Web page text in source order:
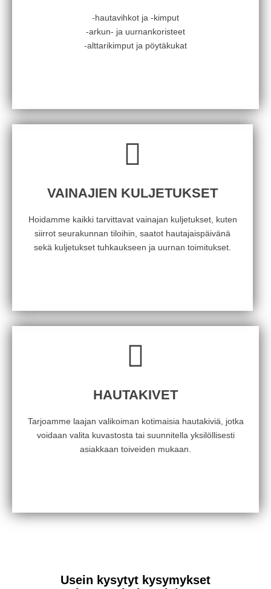
-hautavihkot ja -kimput
-arkun- ja uurnankoristeet
-alttarikimput ja pöytäkukat
VAINAJIEN KULJETUKSET
Hoidamme kaikki tarvittavat vainajan kuljetukset, kuten
siirrot seurakunnan tiloihin, saatot hautajaispäivänä
sekä kuljetukset tuhkaukseen ja uurnan toimitukset.
HAUTAKIVET
Tarjoamme laajan valikoiman kotimaisia hautakiviä, jotka
voidaan valita kuvastosta tai suunnitella yksilöllisesti
asiakkaan toiveiden mukaan.
Usein kysytyt kysymykset